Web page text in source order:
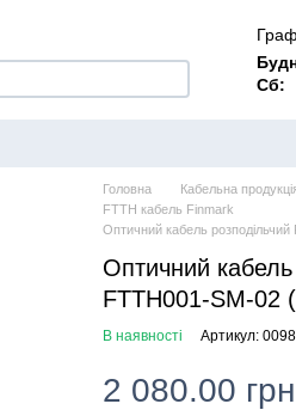
Сб:
Головна Кабельна
FTTH кабель Finmark
Оптичний кабель
Оптичний
FTTH001-SM-02
В наявності Артикул:
2 080.00 грн